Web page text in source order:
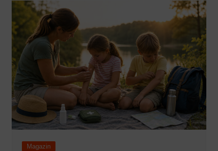
Magazin